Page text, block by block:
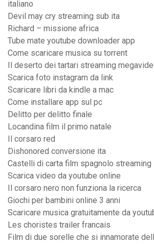
italiano
Devil may cry streaming sub ita
Richard – missione africa
Tube mate youtube downloader app
Come scaricare musica su torrent
Il deserto dei tartari streaming
Scarica foto instagram da link
Scaricare libri da kindle a mac
Come installare app sul pc
Delitto per delitto finale
Locandina film il primo natale
Il corsaro red
Dishonored conversione ita
Castelli di carta film spagnolo streaming
Scarica video da youtube online
Il corsaro nero non funziona la ricerca
Giochi per bambini online 3 anni
Scaricare musica gratuitamente da
Les choristes trailer francais
Film di due sorelle che si innamorate